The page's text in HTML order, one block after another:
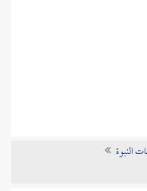
النبوة